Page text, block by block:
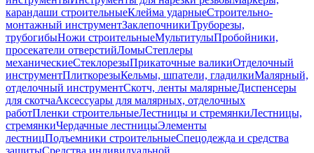
карандаши строительныеКлейма ударныеСтроительно-
монтажный инструментЗаклепочникиТруборезы,
трубогибыНожи строительныеМультитулыПробойники,
просекатели отверстийЛомыСтеплеры
механическиеСтеклорезыПрикаточные валикиОтделочный
инструментПлиткорезыКельмы, шпатели, гладилкиМалярный,
отделочный инструментСкотч, ленты малярныеДиспенсеры
для скотчаАксессуары для малярных, отделочных
работПленки строительныеЛестницы и стремянкиЛестницы,
стремянкиЧердачные лестницыЭлементы
лестницПодъемники строительныеСпецодежда и средства
защитыСредства индивидуальной